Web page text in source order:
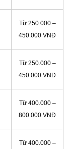
Từ 250.000 –
450.000 VNĐ
Từ 250.000 –
450.000 VNĐ
Từ 400.000 –
800.000 VNĐ
Từ 400.000 –